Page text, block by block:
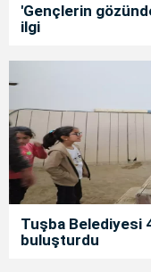
'Gençlerin
ilgi
Tuşba Belediyesi
buluşturdu